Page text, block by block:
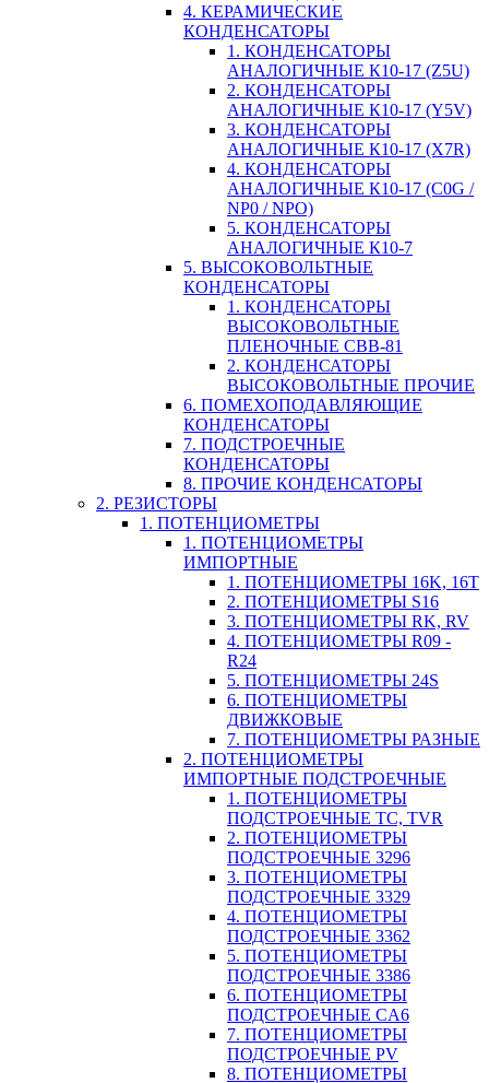
4. КЕРАМИЧЕСКИЕ
КОНДЕНСАТОРЫ
1. КОНДЕНСАТОРЫ
АНАЛОГИЧНЫЕ К10-17 (Z5U)
2. КОНДЕНСАТОРЫ
АНАЛОГИЧНЫЕ К10-17 (Y5V)
3. КОНДЕНСАТОРЫ
АНАЛОГИЧНЫЕ К10-17 (X7R)
4. КОНДЕНСАТОРЫ
АНАЛОГИЧНЫЕ К10-17 (C0G /
NP0 / NPO)
5. КОНДЕНСАТОРЫ
АНАЛОГИЧНЫЕ К10-7
5. ВЫСОКОВОЛЬТНЫЕ
КОНДЕНСАТОРЫ
1. КОНДЕНСАТОРЫ
ВЫСОКОВОЛЬТНЫЕ
ПЛЕНОЧНЫЕ CBB-81
2. КОНДЕНСАТОРЫ
ВЫСОКОВОЛЬТНЫЕ ПРОЧИЕ
6. ПОМЕХОПОДАВЛЯЮЩИЕ
КОНДЕНСАТОРЫ
7. ПОДСТРОЕЧНЫЕ
КОНДЕНСАТОРЫ
8. ПРОЧИЕ КОНДЕНСАТОРЫ
2. РЕЗИСТОРЫ
1. ПОТЕНЦИОМЕТРЫ
1. ПОТЕНЦИОМЕТРЫ
ИМПОРТНЫЕ
1. ПОТЕНЦИОМЕТРЫ 16K, 16T
2. ПОТЕНЦИОМЕТРЫ S16
3. ПОТЕНЦИОМЕТРЫ RK, RV
4. ПОТЕНЦИОМЕТРЫ R09 -
R24
5. ПОТЕНЦИОМЕТРЫ 24S
6. ПОТЕНЦИОМЕТРЫ
ДВИЖКОВЫЕ
7. ПОТЕНЦИОМЕТРЫ РАЗНЫЕ
2. ПОТЕНЦИОМЕТРЫ
ИМПОРТНЫЕ ПОДСТРОЕЧНЫЕ
1. ПОТЕНЦИОМЕТРЫ
ПОДСТРОЕЧНЫЕ TC, TVR
2. ПОТЕНЦИОМЕТРЫ
ПОДСТРОЕЧНЫЕ 3296
3. ПОТЕНЦИОМЕТРЫ
ПОДСТРОЕЧНЫЕ 3329
4. ПОТЕНЦИОМЕТРЫ
ПОДСТРОЕЧНЫЕ 3362
5. ПОТЕНЦИОМЕТРЫ
ПОДСТРОЕЧНЫЕ 3386
6. ПОТЕНЦИОМЕТРЫ
ПОДСТРОЕЧНЫЕ CA6
7. ПОТЕНЦИОМЕТРЫ
ПОДСТРОЕЧНЫЕ PV
8. ПОТЕНЦИОМЕТРЫ